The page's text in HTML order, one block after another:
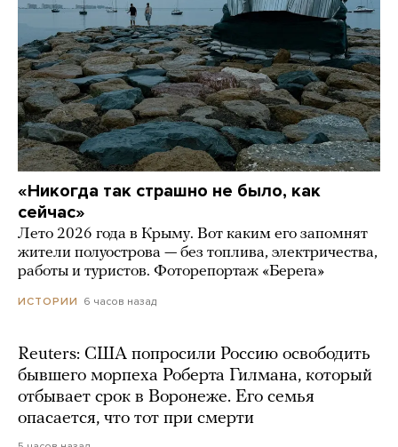
«Никогда так страшно не было, как
сейчас»
Лето 2026 года в Крыму. Вот каким его запомнят
жители полуострова — без топлива, электричества,
работы и туристов. Фоторепортаж «Берега»
ИСТОРИИ 6 часов назад
Reuters: США попросили Россию освободить
бывшего морпеха Роберта Гилмана, который
отбывает срок в Воронеже. Его семья
опасается, что тот при смерти